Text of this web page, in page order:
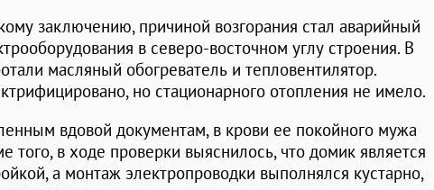
заключению, причиной возгорания стал аварийный
в северо-восточном углу строения. В
масляный обогреватель и тепловентилятор.
но стационарного отопления не имело.
вдовой документам, в крови ее покойного мужа
того, в ходе проверки выяснилось, что домик является
а монтаж электропроводки выполнялся кустарно,